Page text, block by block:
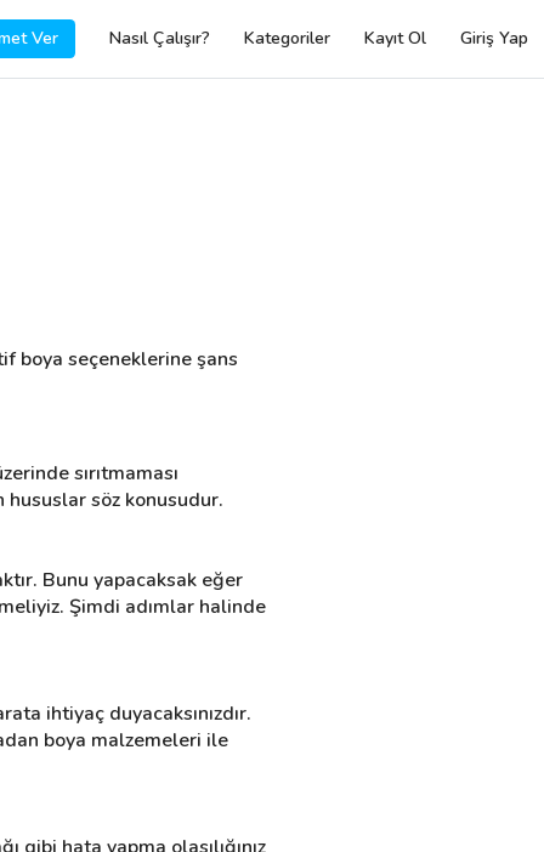
Ver Nasıl Çalışır? Kategoriler Kayıt Ol Giriş Yap
boya seçeneklerine şans
sırıtmaması
hususlar söz konusudur.
Bunu yapacaksak eğer
Şimdi adımlar halinde
ihtiyaç duyacaksınızdır.
boya malzemeleri ile
gibi hata yapma olasılığınız